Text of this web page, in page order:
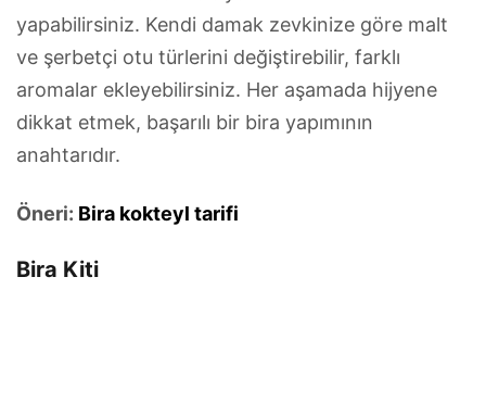
yapabilirsiniz. Kendi damak zevkinize göre malt
ve şerbetçi otu türlerini değiştirebilir, farklı
aromalar ekleyebilirsiniz. Her aşamada hijyene
dikkat etmek, başarılı bir bira yapımının
anahtarıdır.
Öneri: Bira kokteyl tarifi
Bira Kiti